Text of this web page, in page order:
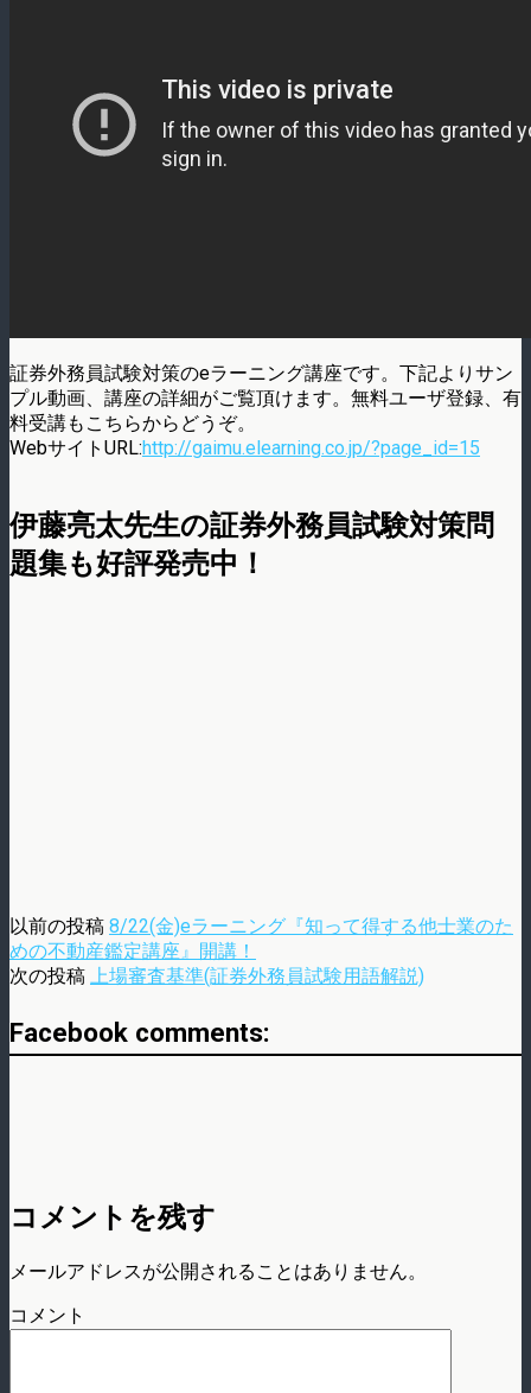
証券外務員試験対策のeラーニング講座です。下記よりサン
プル動画、講座の詳細がご覧頂けます。無料ユーザ登録、有
料受講もこちらからどうぞ。
WebサイトURL:http://gaimu.elearning.co.jp/?page_id=15
伊藤亮太先生の証券外務員試験対策問
題集も好評発売中！
以前の投稿 8/22(金)eラーニング『知って得する他士業のた
めの不動産鑑定講座』開講！
次の投稿 上場審査基準(証券外務員試験用語解説)
Facebook comments:
コメントを残す
メールアドレスが公開されることはありません。
コメント